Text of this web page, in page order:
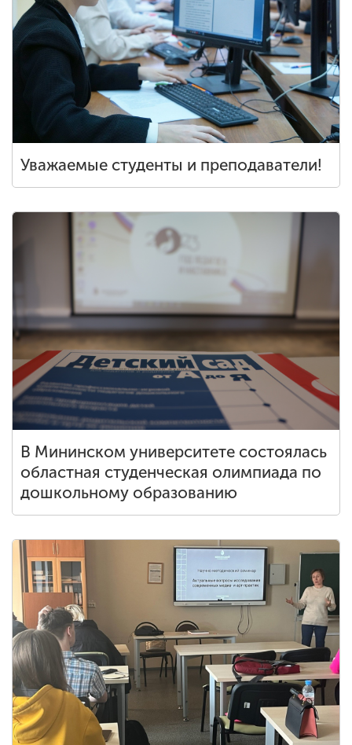
Уважаемые студенты и преподаватели!
В Мининском университете состоялась
областная студенческая олимпиада по
дошкольному образованию